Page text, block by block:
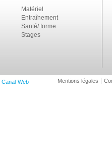
Matériel
Entraînement
Santé/ forme
Stages
Canal-Web Mentions légales